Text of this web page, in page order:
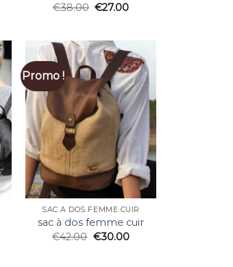
€38.00 €27.00
Promo !
SAC À DOS FEMME CUIR
sac à dos femme cuir
€42.00 €30.00